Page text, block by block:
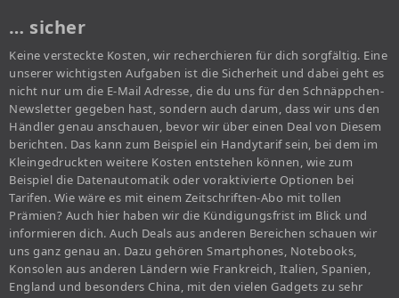
… sicher
Keine versteckte Kosten, wir recherchieren für dich sorgfältig. Eine
unserer wichtigsten Aufgaben ist die Sicherheit und dabei geht es
nicht nur um die E-Mail Adresse, die du uns für den Schnäppchen-
Newsletter gegeben hast, sondern auch darum, dass wir uns den
Händler genau anschauen, bevor wir über einen Deal von Diesem
berichten. Das kann zum Beispiel ein Handytarif sein, bei dem im
Kleingedruckten weitere Kosten entstehen können, wie zum
Beispiel die Datenautomatik oder voraktivierte Optionen bei
Tarifen. Wie wäre es mit einem Zeitschriften-Abo mit tollen
Prämien? Auch hier haben wir die Kündigungsfrist im Blick und
informieren dich. Auch Deals aus anderen Bereichen schauen wir
uns ganz genau an. Dazu gehören Smartphones, Notebooks,
Konsolen aus anderen Ländern wie Frankreich, Italien, Spanien,
England und besonders China, mit den vielen Gadgets zu sehr